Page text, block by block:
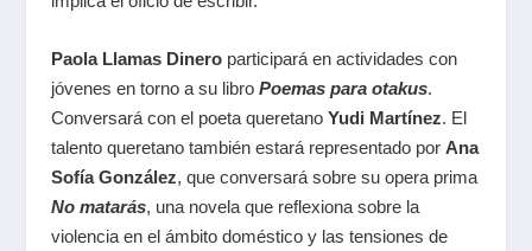
Paola Llamas Dinero participará en actividades con
jóvenes en torno a su libro Poemas para otakus.
Conversará con el poeta queretano Yudi Martínez. El
talento queretano también estará representado por Ana
Sofía González, que conversará sobre su opera prima
No matarás, una novela que reflexiona sobre la
violencia en el ámbito doméstico y las tensiones de